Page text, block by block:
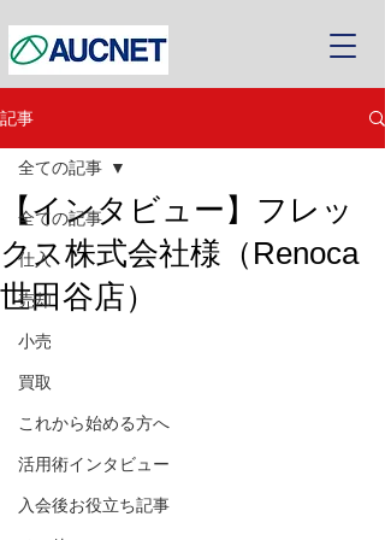
記事
全ての記事
仕入
売却
小売
買取
これから始める方へ
活用術インタビュー
入会後お役立ち記事
全ての記事
【インタビュー】フレッ
クス株式会社様（Renoca
世田谷店）